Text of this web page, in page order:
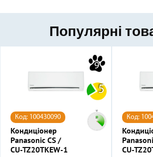
Популярні
9
5
Код: 100430090
Кондиціонер
Panasonic CS /
CU-TZ20TKEW-1
Код:
CU-